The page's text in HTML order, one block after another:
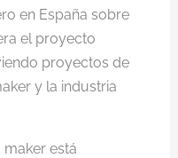
en España sobre
el proyecto
proyectos de
y la industria
está